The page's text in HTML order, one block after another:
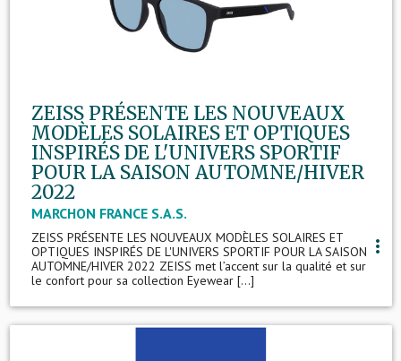
ZEISS PRÉSENTE LES NOUVEAUX
MODÈLES SOLAIRES ET OPTIQUES
INSPIRÉS DE L'UNIVERS SPORTIF
POUR LA SAISON AUTOMNE/HIVER
2022
MARCHON FRANCE S.A.S.
ZEISS PRÉSENTE LES NOUVEAUX MODÈLES SOLAIRES ET
OPTIQUES INSPIRÉS DE L'UNIVERS SPORTIF POUR LA SAISON
AUTOMNE/HIVER 2022 ZEISS met l’accent sur la qualité et sur
le confort pour sa collection Eyewear [...]
more_vert